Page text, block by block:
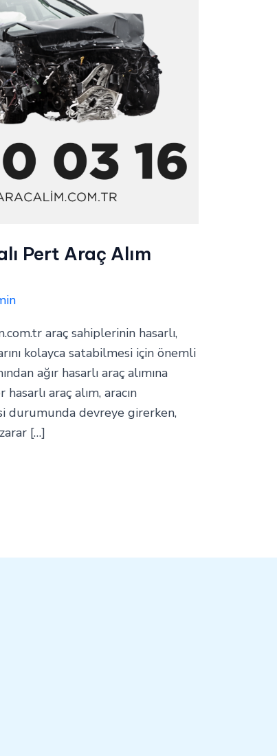
Pert Araç Alım
araç sahiplerinin hasarlı,
kolayca satabilmesi için önemli
ağır hasarlı araç alımına
araç alım, aracın
durumunda devreye girerken,
[…]